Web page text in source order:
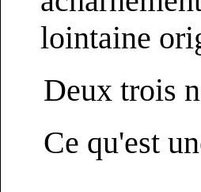
lointaine
Deux trois
Ce qu'est